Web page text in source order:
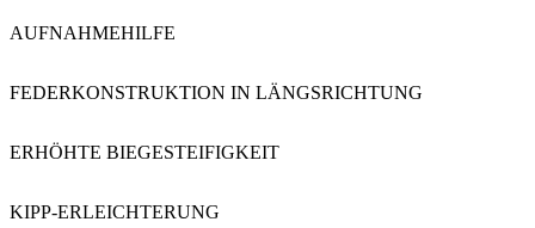
AUFNAHMEHILFE
FEDERKONSTRUKTION IN LÄNGSRICHTUNG
ERHÖHTE BIEGESTEIFIGKEIT
KIPP-ERLEICHTERUNG